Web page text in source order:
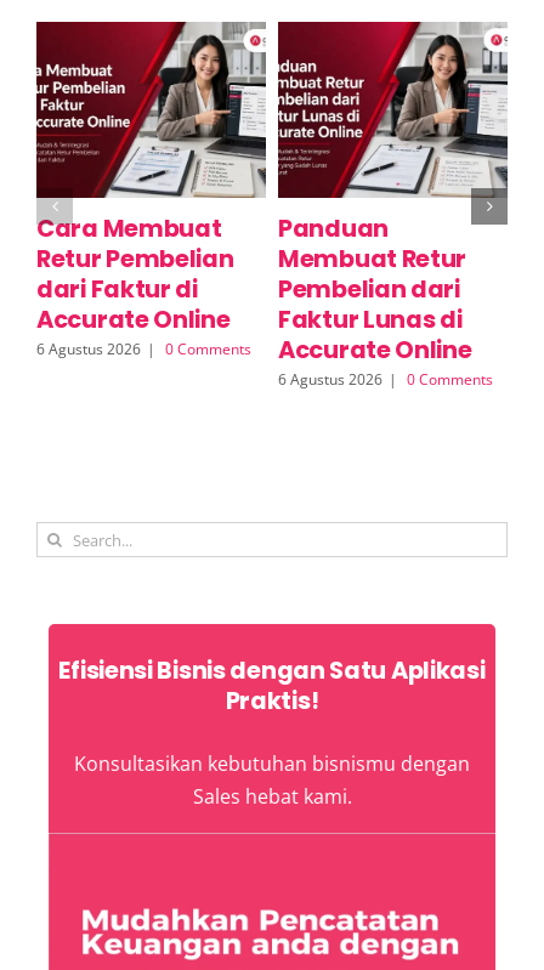
Cara Membuat
Retur Pembelian
dari Faktur di
Accurate Online
6 Agustus 2026 | 0 Comments
Panduan
Membuat Retur
Pembelian dari
Faktur Lunas di
Accurate Online
6 Agustus 2026 | 0 Comments
Search
Efisiensi Bisnis dengan Satu Aplikasi
Praktis!
Konsultasikan kebutuhan bisnismu dengan
Sales hebat kami.